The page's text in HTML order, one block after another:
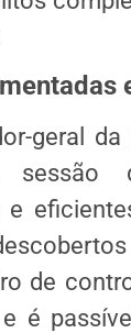
geral
e
de
é